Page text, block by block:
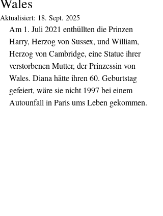
Aktualisiert: 18. Sept. 2025
Am 1. Juli 2021 enthüllten die Prinzen
Harry, Herzog von Sussex, und William,
Herzog von Cambridge, eine Statue ihrer
verstorbenen Mutter, der Prinzessin von
Wales. Diana hätte ihren 60. Geburtstag
gefeiert, wäre sie nicht 1997 bei einem
Autounfall in Paris ums Leben gekommen.